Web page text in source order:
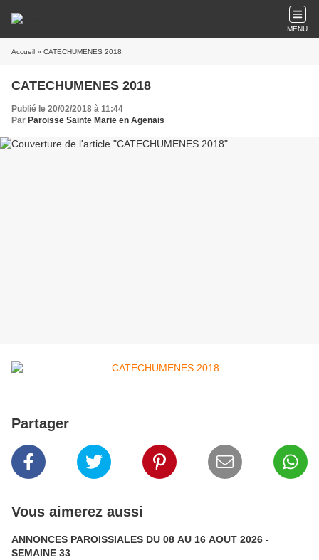
MENU
Accueil » CATECHUMENES 2018
CATECHUMENES 2018
Publié le 20/02/2018 à 11:44
Par Paroisse Sainte Marie en Agenais
Partager
Vous aimerez aussi
ANNONCES PAROISSIALES DU 08 AU 16 AOUT 2026 -
SEMAINE 33